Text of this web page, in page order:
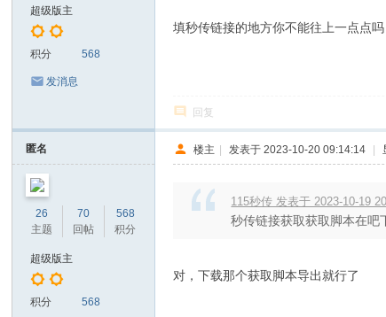
超级版主
积分 568
发消息
填秒传链接的地方你不能往上一点点
回复
匿名
26
主题
70
回帖
568
积分
超级版主
积分 568
楼主 | 发表于 2023-10-20 09:14:14 |
115秒传 发表于 2023-10-19
秒传链接获取获取脚本在吧
对，下载那个获取脚本导出就行了